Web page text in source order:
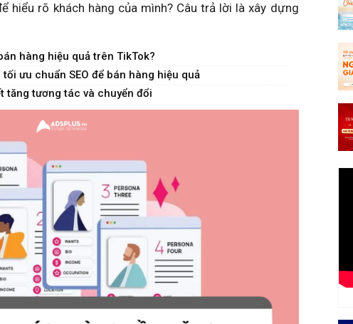
hiểu rõ khách hàng của mình? Câu trả lời là xây dựng
hàng hiệu quả trên TikTok?
ưu chuẩn SEO để bán hàng hiệu quả
tăng tương tác và chuyển đổi